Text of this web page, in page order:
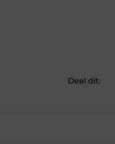
Deel dit: